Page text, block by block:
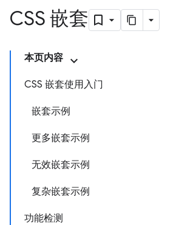
CSS 嵌套
本页内容
CSS 嵌套使用入门
嵌套示例
更多嵌套示例
无效嵌套示例
复杂嵌套示例
功能检测